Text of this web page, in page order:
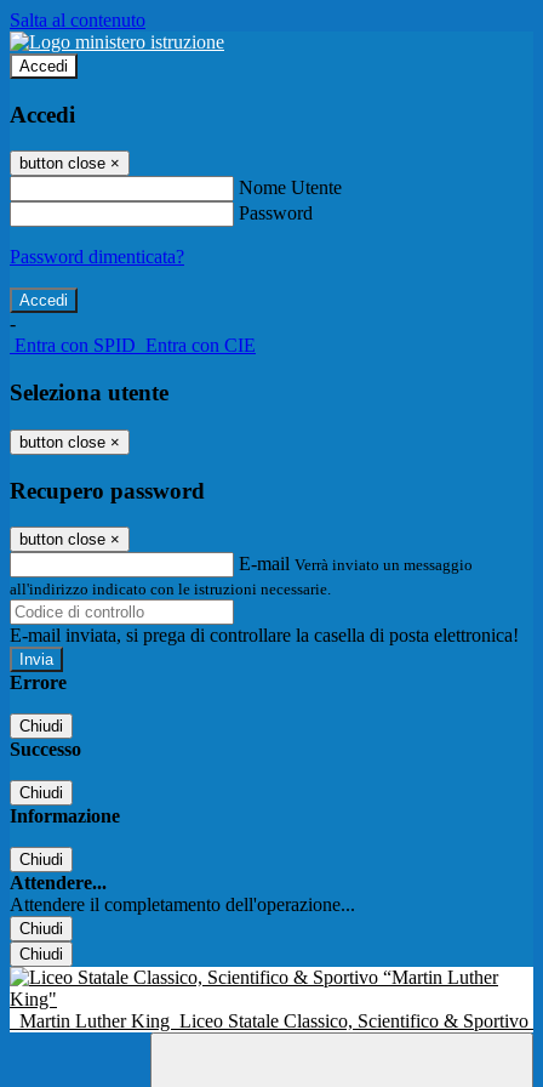
Salta al contenuto
Accedi
Accedi
button close ×
Nome Utente
Password
Password dimenticata?
-
Entra con SPID Entra con CIE
Seleziona utente
button close ×
Recupero password
button close ×
E-mail Verrà inviato un messaggio
all'indirizzo indicato con le istruzioni necessarie.
E-mail inviata, si prega di controllare la casella di posta elettronica!
Errore
Chiudi
Successo
Chiudi
Informazione
Chiudi
Attendere...
Attendere il completamento dell'operazione...
Chiudi
Chiudi
Martin Luther King Liceo Statale Classico, Scientifico & Sportivo